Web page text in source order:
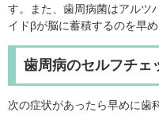
す。また、歯周病菌はアルツ
イドβが脳に蓄積するのを早め
歯周病のセルフチェ
次の症状があったら早めに歯